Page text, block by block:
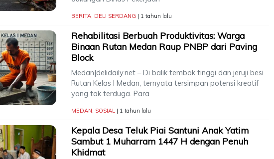
BERITA, DELI SERDANG | 1 tahun lalu
Rehabilitasi Berbuah Produktivitas: Warga
Binaan Rutan Medan Raup PNBP dari Paving
Block
Medan|delidaily.net – Di balik tembok tinggi dan jeruji besi
Rutan Kelas I Medan, ternyata tersimpan potensi kreatif
yang tak terduga. Para
MEDAN, SOSIAL | 1 tahun lalu
Kepala Desa Teluk Piai Santuni Anak Yatim
Sambut 1 Muharram 1447 H dengan Penuh
Khidmat